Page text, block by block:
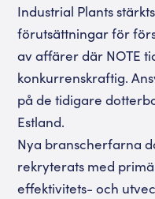
Industrial Plants
förutsättningar för
av affärer där NOTE
konkurrenskraftig.
på de tidigare
Estland.
Nya branscherfarna
rekryterats med
effektivitets- och